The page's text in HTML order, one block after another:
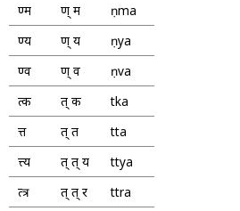
ण्म
ण् म
ṇma
ण्य
ण् य
ṇya
ण्व
ण् व
ṇva
त्क
त् क
tka
त्त
त् त
tta
त्त्य
त् त् य
ttya
त्त्र
त् त् र
ttra